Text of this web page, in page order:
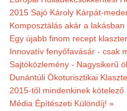
2015 Sajó Károly Kárpát-
Komposztálás akár a lakásban
Egy újabb finom recept
Innovatív fenyőfavásár - csak
Sajtóközlemény - Nagysikerű
Dunántúli Ökoturisztikai
2015-től mindenkinek
Média Építészeti Különdíj! »